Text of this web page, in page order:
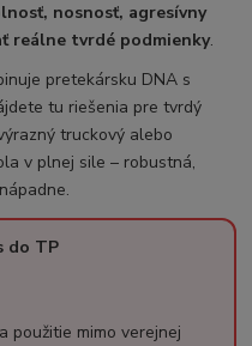
nosnosť, agresívny
reálne tvrdé podmienky.
pretekársku DNA s
tu riešenia pre tvrdý
truckový alebo
v plnej sile – robustná,
do TP
použitie mimo verejnej